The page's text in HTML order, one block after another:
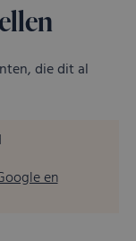
die dit al
en